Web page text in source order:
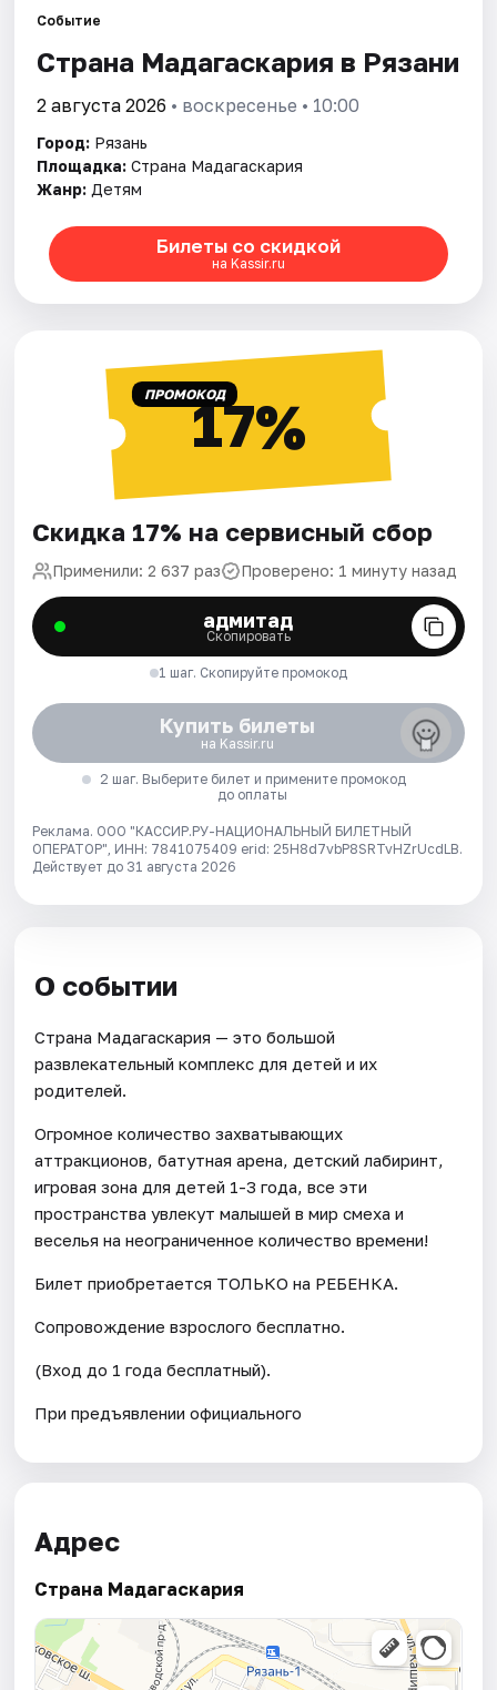
Площадки
Артисты
Рейтинги
Событие
Страна Мадагаскария в Рязани
2 августа 2026 • воскресенье • 10:00
Город: Рязань
Площадка: Страна Мадагаскария
Жанр: Детям
Билеты со скидкой
на Kassir.ru
ПРОМОКОД17%
Скидка 17% на сервисный сбор
Применили: 2 637 раз Проверено: 1 минуту назад
адмитад
Скопировать
1 шаг. Скопируйте промокод
Купить билеты
на Kassir.ru
2 шаг. Выберите билет и примените промокод
до оплаты
Реклама. ООО "КАССИР.РУ-НАЦИОНАЛЬНЫЙ БИЛЕТНЫЙ
ОПЕРАТОР", ИНН: 7841075409 erid: 25H8d7vbP8SRTvHZrUcdLB.
Действует до 31 августа 2026
О событии
Страна Мадагаскария — это большой
развлекательный комплекс для детей и их
родителей.
Огромное количество захватывающих
аттракционов, батутная арена, детский лабиринт,
игровая зона для детей 1-3 года, все эти
пространства увлекут малышей в мир смеха и
веселья на неограниченное количество времени!
Билет приобретается ТОЛЬКО на РЕБЕНКА.
Сопровождение взрослого бесплатно.
(Вход до 1 года бесплатный).
При предъявлении официального
Адрес
Страна Мадагаскария